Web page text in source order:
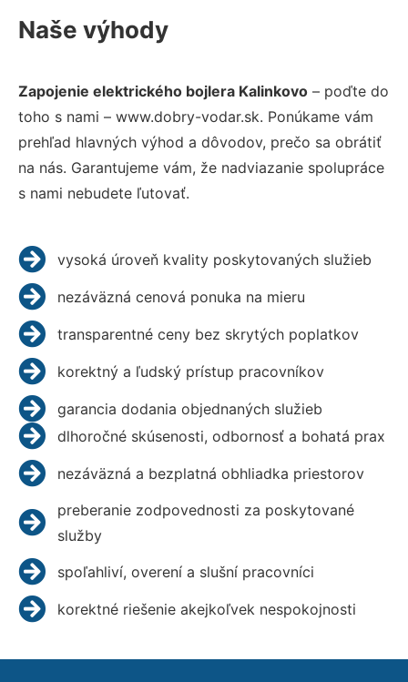
Naše výhody
Zapojenie elektrického bojlera Kalinkovo – poďte do
toho s nami – www.dobry-vodar.sk. Ponúkame vám
prehľad hlavných výhod a dôvodov, prečo sa obrátiť
na nás. Garantujeme vám, že nadviazanie spolupráce
s nami nebudete ľutovať.
vysoká úroveň kvality poskytovaných služieb
nezáväzná cenová ponuka na mieru
transparentné ceny bez skrytých poplatkov
korektný a ľudský prístup pracovníkov
garancia dodania objednaných služieb
dlhoročné skúsenosti, odbornosť a bohatá prax
nezáväzná a bezplatná obhliadka priestorov
preberanie zodpovednosti za poskytované
služby
spoľahliví, overení a slušní pracovníci
korektné riešenie akejkoľvek nespokojnosti